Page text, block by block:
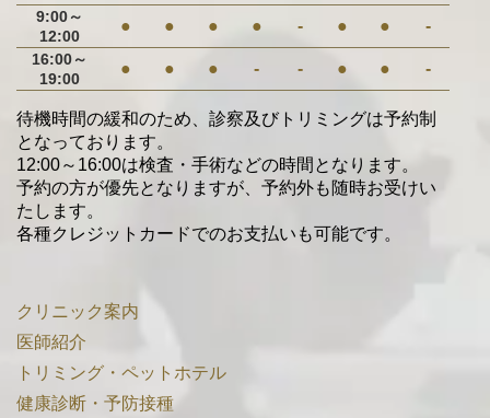
クリニック案内
医師紹介
トリミング・ペットホテル
健康診断・予防接種
9:00～
12:00
● ● ● ● - ● ● -
16:00～
19:00
● ● ● - - ● ● -
待機時間の緩和のため、診察及びトリミングは予約制
となっております。
12:00～16:00は検査・手術などの時間となります。
予約の方が優先となりますが、予約外も随時お受けい
たします。
各種クレジットカードでのお支払いも可能です。